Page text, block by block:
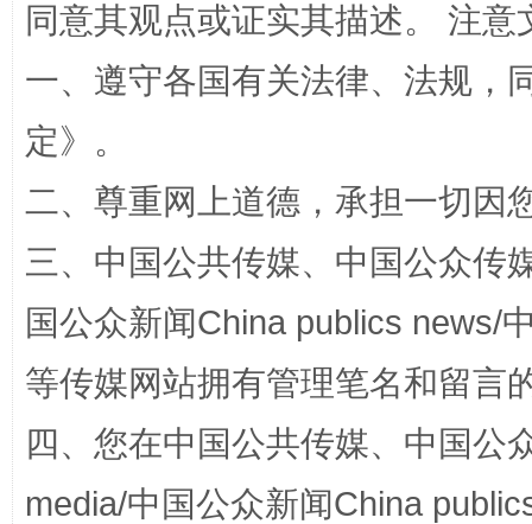
同意其观点或证实其描述。 注
一、遵守各国有关法律、法规，
定》。
二、尊重网上道德，承担一切因
三、中国公共传媒、中国公众传
国公众新闻China publics news/
等传媒网站拥有管理笔名和留言
四、您在中国公共传媒、中国公
media/中国公众新闻China